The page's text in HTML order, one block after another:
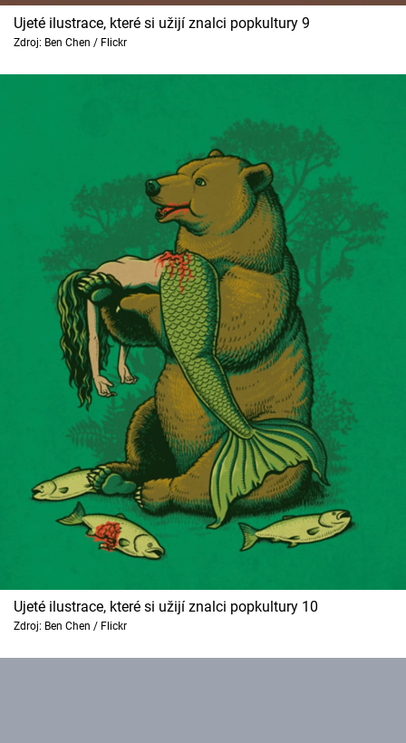
Ujeté ilustrace, které si užijí znalci popkultury 9
Zdroj: Ben Chen / Flickr
Ujeté ilustrace, které si užijí znalci popkultury 10
Zdroj: Ben Chen / Flickr